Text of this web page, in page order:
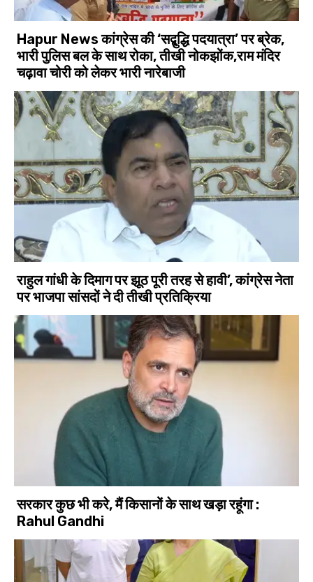
Hapur News कांग्रेस की ‘सद्बुद्धि पदयात्रा’ पर ब्रेक,
भारी पुलिस बल के साथ रोका, तीखी नोकझोंक,राम मंदिर
चढ़ावा चोरी को लेकर भारी नारेबाजी
राहुल गांधी के दिमाग पर झूठ पूरी तरह से हावी’, कांग्रेस नेता
पर भाजपा सांसदों ने दी तीखी प्रतिक्रिया
सरकार कुछ भी करे, मैं किसानों के साथ खड़ा रहूंगा :
Rahul Gandhi